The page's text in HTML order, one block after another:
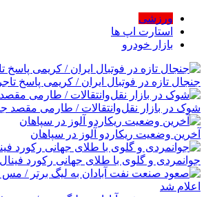
ورزشی
استارت اپ ها
بازار خودرو
جنجال تازه در فوتبال ایران / کریمی پاسخ
شوک در بازار نقل‌وانتقالات / طارمی مقصد
آخرین وضعیت ریکاردو آلوز در سپاهان
جوانمردی و گلوی با طلای جهانی رکورد